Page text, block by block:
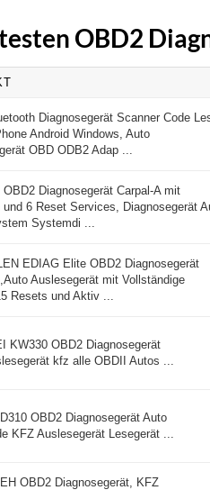
OBD2
Diagnosegerät Scanner Code
Android Windows, Auto
OBD ODB2 Adap ...
OBD2 Diagnosegerät Carpal-A mit
und 6 Reset Services, Diagnosegerät
Systemdi ...
EDIAG Elite OBD2 Diagnosegerät
Auslesegerät mit Vollständige
Resets und Aktiv ...
KW330 OBD2 Diagnosegerät
kfz alle OBDII Autos ...
OBD2 Diagnosegerät Auto
KFZ Auslesegerät Lesegerät ...
OBD2 Diagnosegerät, KFZ